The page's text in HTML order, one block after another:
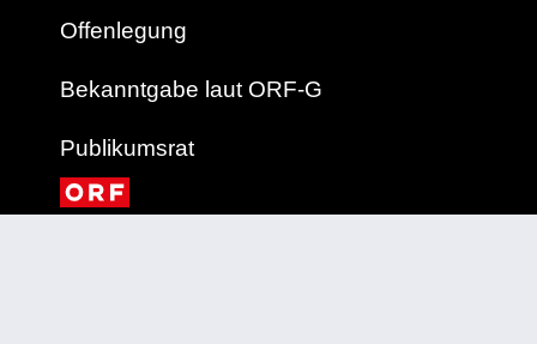
Offenlegung
Bekanntgabe laut ORF-G
Publikumsrat